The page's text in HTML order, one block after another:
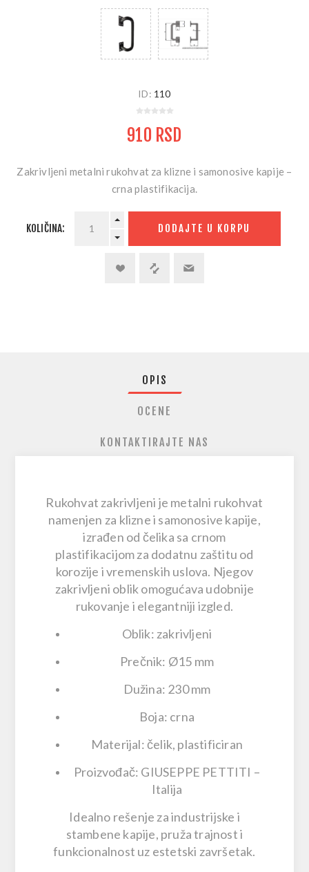
ID: 110
910 RSD
Zakrivljeni metalni rukohvat za klizne i samonosive kapije –
crna plastifikacija.
KOLIČINA: DODAJTE U KORPU
OPIS
OCENE
KONTAKTIRAJTE NAS
Rukohvat zakrivljeni je metalni rukohvat
namenjen za klizne i samonosive kapije,
izrađen od čelika sa crnom
plastifikacijomza dodatnu zaštitu od
korozije i vremenskih uslova. Njegov
zakrivljeni oblik omogućava udobnije
rukovanje i elegantniji izgled.
Oblik: zakrivljeni
Prečnik: Ø15 mm
Dužina: 230 mm
Boja: crna
Materijal: čelik, plastificiran
Proizvođač: GIUSEPPE PETTITI –
Italija
Idealno rešenje zaindustrijske i
stambene kapije, pruža trajnost i
funkcionalnost uz estetski završetak.